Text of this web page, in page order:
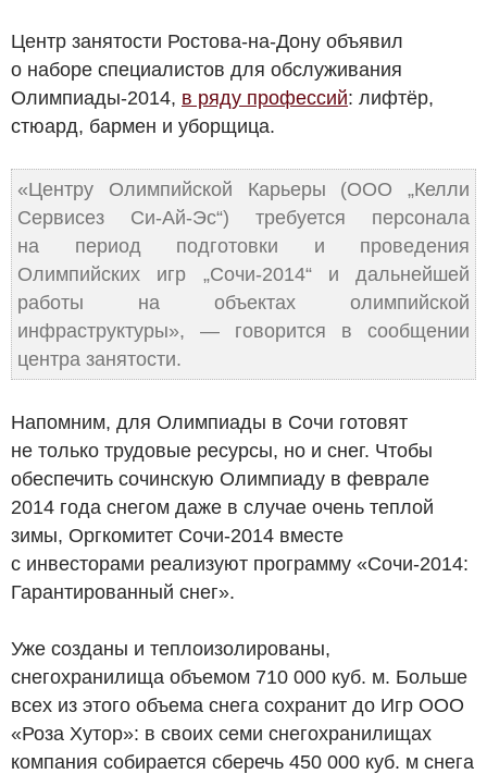
Центр занятости Ростова-на-Дону объявил
о наборе специалистов для обслуживания
Олимпиады-2014, в ряду профессий: лифтёр,
стюард, бармен и уборщица.
«Центру Олимпийской Карьеры (ООО „Келли
Сервисез Си-Ай-Эс“) требуется персонала
на период подготовки и проведения
Олимпийских игр „Сочи-2014“ и дальнейшей
работы на объектах олимпийской
инфраструктуры», — говорится в сообщении
центра занятости.
Напомним, для Олимпиады в Сочи готовят
не только трудовые ресурсы, но и снег. Чтобы
обеспечить сочинскую Олимпиаду в феврале
2014 года снегом даже в случае очень теплой
зимы, Оргкомитет Сочи-2014 вместе
с инвесторами реализуют программу «Сочи-2014:
Гарантированный снег».
Уже созданы и теплоизолированы,
снегохранилища объемом 710 000 куб. м. Больше
всех из этого объема снега сохранит до Игр ООО
«Роза Хутор»: в своих семи снегохранилищах
компания собирается сберечь 450 000 куб. м снега